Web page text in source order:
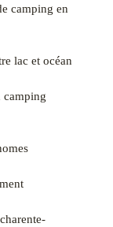
camping en
lac et océan
camping